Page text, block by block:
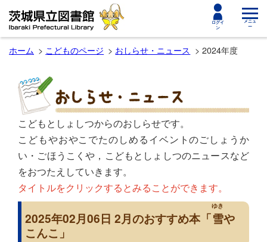
ログイ
ン
toggle
メニュ
ー
ホーム こどものページ おしらせ・ニュース 2024年度
こどもとしょしつからのおしらせです。
こどもやおやこでたのしめるイベントのごしょうか
い・ごほうこくや，こどもとしょしつのニュースなど
をおつたえしていきます。
タイトルをクリックするとみることができます。
2025年02月06日 2月のおすすめ本「雪
ゆき
や
こんこ」